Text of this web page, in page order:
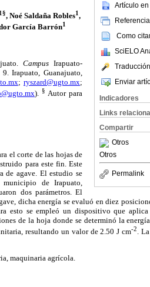
Artículo en
Como
SciELO
Enviar
Indicadores
Links
Compartir
Otros
Otros
Permalink
1§, Noé Saldaña Robles1,
García Barrón1
CampusIrapuato-
Irapuato, Guanajuato,
;ryszard@ugto.mx;
). § Autor para
el corte de las hojas de
para este fin. Este
de agave. El estudio se
de Irapuato,
dos parámetros. El
dicha energía se evaluó en diez
esto se empleó un dispositivo que
de la hoja donde se determinó la
resultando un valor de 2.50 J cm-2.
maquinaria agrícola.